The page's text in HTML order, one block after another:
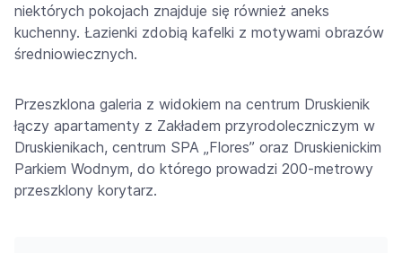
niektórych pokojach znajduje się również aneks
kuchenny. Łazienki zdobią kafelki z motywami obrazów
średniowiecznych.
Przeszklona galeria z widokiem na centrum Druskienik
łączy apartamenty z Zakładem przyrodoleczniczym w
Druskienikach, centrum SPA „Flores” oraz Druskienickim
Parkiem Wodnym, do którego prowadzi 200-metrowy
przeszklony korytarz.